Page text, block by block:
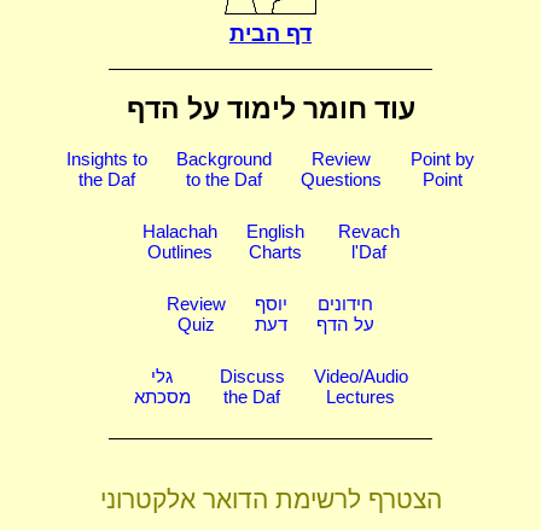
דף הבית
עוד חומר לימוד על הדף
Insights to
the Daf
Background
to the Daf
Review
Questions
Point by
Point
Halachah
Outlines
English
Charts
Revach
l'Daf
Review
Quiz
יוסף
דעת
חידונים
על הדף
גלי
מסכתא
Discuss
the Daf
Video/Audio
Lectures
הצטרף לרשימת הדואר אלקטרוני